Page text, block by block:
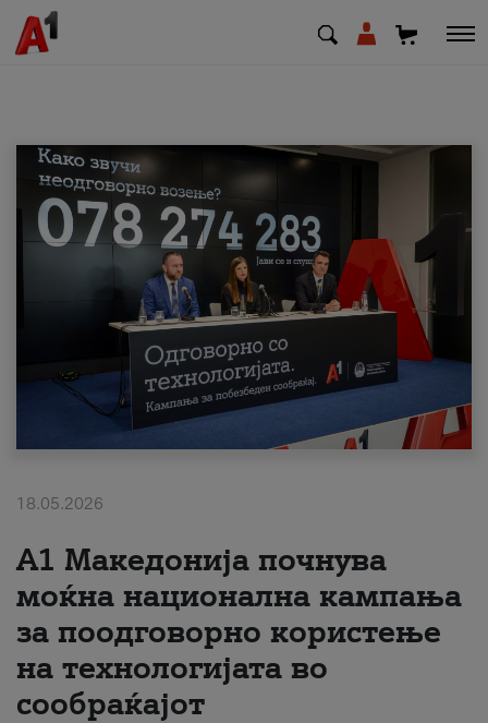
МК EN SQ
Деловни
Поддршка
Надополни кредит
#ПодобарОнлајн
18.05.2026
A1 Македонија почнува
моќна национална кампања
за поодговорно користење
на технологијата во
сообраќајот